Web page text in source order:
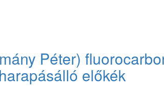
Péter)
előkék